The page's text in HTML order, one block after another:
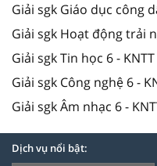
Giải sgk Giáo dục công
Giải sgk Hoạt động trải
Giải sgk Tin học 6 - KNTT
Giải sgk Công nghệ 6 -
Giải sgk Âm nhạc 6 -
Dịch vụ nổi bật: